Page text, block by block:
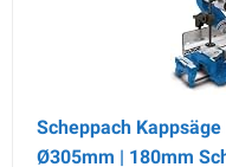
Scheppach
Ø305mm | 180mm